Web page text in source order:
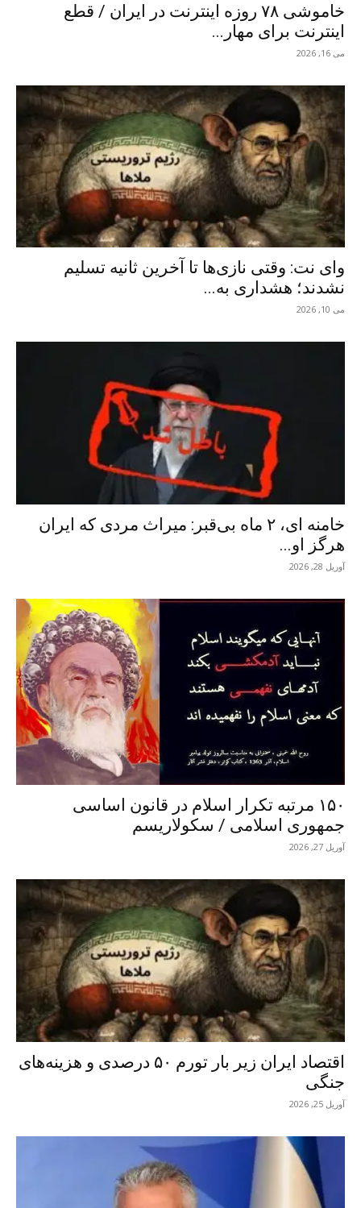
خاموشی ۷۸ روزه اینترنت در ایران / قطع
اینترنت برای مهار...
می 16, 2026
وای نت: وقتی نازی‌ها تا آخرین ثانیه تسلیم
نشدند؛ هشداری به...
می 10, 2026
خامنه ای، ۲ ماه بی‌قبر: میراث مردی که ایران
هرگز او...
آوریل 28, 2026
۱۵۰ مرتبه تکرار اسلام در قانون اساسی
جمهوری اسلامی / سکولاریسم
آوریل 27, 2026
اقتصاد ایران زیر بار تورم ۵۰ درصدی و هزینه‌های
جنگی
آوریل 25, 2026